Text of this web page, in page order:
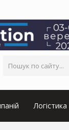
Логістика